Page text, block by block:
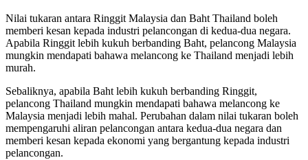
Nilai tukaran antara Ringgit Malaysia dan Baht Thailand boleh
memberi kesan kepada industri pelancongan di kedua-dua negara.
Apabila Ringgit lebih kukuh berbanding Baht, pelancong Malaysia
mungkin mendapati bahawa melancong ke Thailand menjadi lebih
murah.
Sebaliknya, apabila Baht lebih kukuh berbanding Ringgit,
pelancong Thailand mungkin mendapati bahawa melancong ke
Malaysia menjadi lebih mahal. Perubahan dalam nilai tukaran boleh
mempengaruhi aliran pelancongan antara kedua-dua negara dan
memberi kesan kepada ekonomi yang bergantung kepada industri
pelancongan.